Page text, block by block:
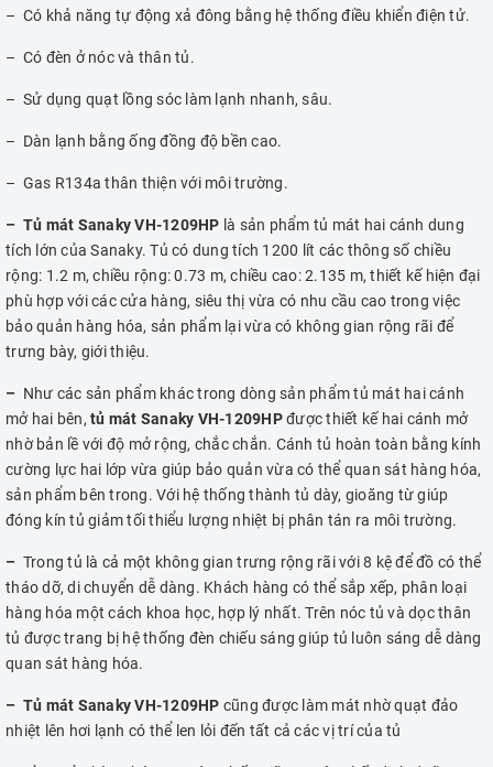
– Có khả năng tự động xả đông bằng hệ thống điều khiển điện tử.
– Có đèn ở nóc và thân tủ.
– Sử dụng quạt lồng sóc làm lạnh nhanh, sâu.
– Dàn lạnh bằng ống đồng độ bền cao.
– Gas R134a thân thiện với môi trường.
– Tủ mát Sanaky VH-1209HP là sản phẩm tủ mát hai cánh dung
tích lớn của Sanaky. Tủ có dung tích 1200 lít các thông số chiều
rộng: 1.2 m, chiều rộng: 0.73 m, chiều cao: 2.135 m, thiết kế hiện đại
phù hợp với các cửa hàng, siêu thị vừa có nhu cầu cao trong việc
bảo quản hàng hóa, sản phẩm lại vừa có không gian rộng rãi để
trưng bày, giới thiệu.
– Như các sản phẩm khác trong dòng sản phẩm tủ mát hai cánh
mở hai bên, tủ mát Sanaky VH-1209HPđược thiết kế hai cánh mở
nhờ bản lề với độ mở rộng, chắc chắn. Cánh tủ hoàn toàn bằng kính
cường lực hai lớp vừa giúp bảo quản vừa có thể quan sát hàng hóa,
sản phẩm bên trong. Với hệ thống thành tủ dày, gioăng từ giúp
đóng kín tủ giảm tối thiểu lượng nhiệt bị phân tán ra môi trường.
– Trong tủ là cả một không gian trưng rộng rãi với 8 kệ để đồ có thể
tháo dỡ, di chuyển dễ dàng. Khách hàng có thể sắp xếp, phân loại
hàng hóa một cách khoa học, hợp lý nhất. Trên nóc tủ và dọc thân
tủ được trang bị hệ thống đèn chiếu sáng giúp tủ luôn sáng dễ dàng
quan sát hàng hóa.
– Tủ mát Sanaky VH-1209HP cũng được làm mát nhờ quạt đảo
nhiệt lên hơi lạnh có thể len lỏi đến tất cả các vị trí của tủ